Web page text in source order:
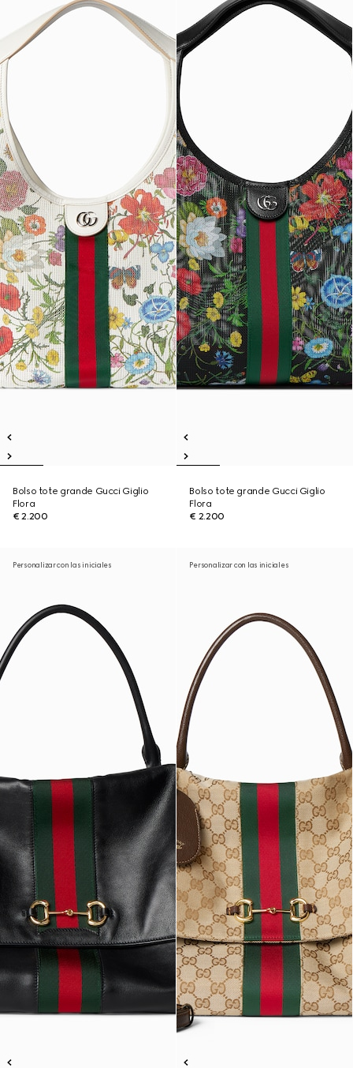
Bolso tote grande Gucci Giglio
Flora
€ 2.200
Bolso tote grande Gucci Giglio
Flora
€ 2.200
Personalizar con las iniciales Personalizar con las iniciales